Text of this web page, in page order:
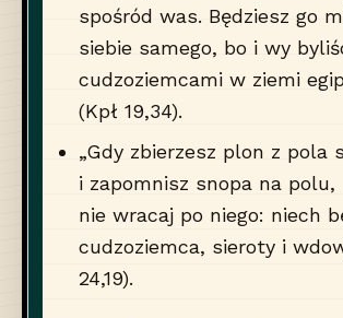
spośród was. Będziesz go
siebie samego, bo i wy
cudzoziemcami w ziemi
(Kpł 19,34).
„Gdy zbierzesz plon z pola
i zapomnisz snopa na polu,
nie wracaj po niego: niech
cudzoziemca, sieroty i
24,19).